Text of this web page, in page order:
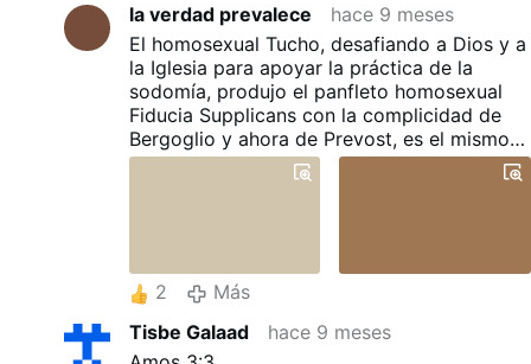
la verdad prevalece
hace 9 meses
El homosexual Tucho, desafiando a Dios y a
la Iglesia para apoyar la práctica de la
sodomía, produjo el panfleto homosexual
Fiducia Supplicans con la complicidad de
Bergoglio y ahora de Prevost, es el mismo
anticatólico que declara unaguerra
ecuménica herética
2
Más
Tisbe Galaad
hace 9 meses